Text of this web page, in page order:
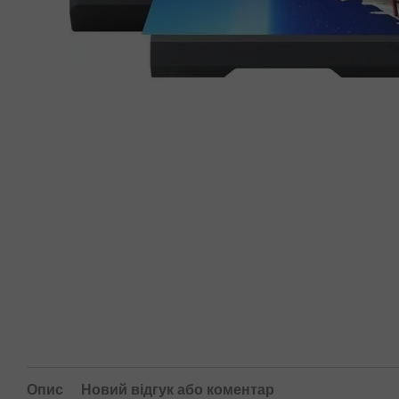
Опис Новий відгук або коментар